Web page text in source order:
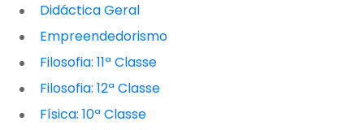
Didáctica Geral
Empreendedorismo
Filosofia: 11ª Classe
Filosofia: 12ª Classe
Física: 10ª Classe